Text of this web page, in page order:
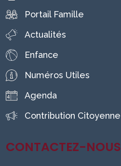
Portail Famille
Actualités
Enfance
Numéros Utiles
Agenda
Contribution Citoyenne
CONTACTEZ-NOUS